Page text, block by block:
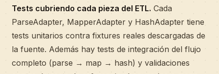
Tests cubriendo cada pieza del ETL. Cada
ParseAdapter, MapperAdapter y HashAdapter tiene
tests unitarios contra fixtures reales descargadas de
la fuente. Además hay tests de integración del flujo
completo (parse → map → hash) y validaciones